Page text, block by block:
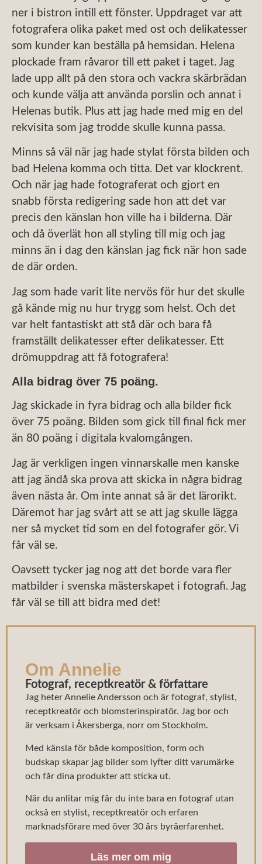
ner i bistron intill ett fönster. Uppdraget var att
fotografera olika paket med ost och delikatesser
som kunder kan beställa på hemsidan. Helena
plockade fram råvaror till ett paket i taget. Jag
lade upp allt på den stora och vackra skärbrädan
och kunde välja att använda porslin och annat i
Helenas butik. Plus att jag hade med mig en del
rekvisita som jag trodde skulle kunna passa.
Minns så väl när jag hade stylat första bilden och
bad Helena komma och titta. Det var klockrent.
Och när jag hade fotograferat och gjort en
snabb första redigering sade hon att det var
precis den känslan hon ville ha i bilderna. Där
och då överlät hon all styling till mig och jag
minns än i dag den känslan jag fick när hon sade
de där orden.
Jag som hade varit lite nervös för hur det skulle
gå kände mig nu hur trygg som helst. Och det
var helt fantastiskt att stå där och bara få
framställt delikatesser efter delikatesser. Ett
drömuppdrag att få fotografera!
Alla bidrag över 75 poäng.
Jag skickade in fyra bidrag och alla bilder fick
över 75 poäng. Bilden som gick till final fick mer
än 80 poäng i digitala kvalomgången.
Jag är verkligen ingen vinnarskalle men kanske
att jag ändå ska prova att skicka in några bidrag
även nästa år. Om inte annat så är det lärorikt.
Däremot har jag svårt att se att jag skulle lägga
ner så mycket tid som en del fotografer gör. Vi
får väl se.
Oavsett tycker jag nog att det borde vara fler
matbilder i svenska mästerskapet i fotografi. Jag
får väl se till att bidra med det!
Om Annelie
Fotograf, receptkreatör & författare
Jag heter Annelie Andersson och är fotograf, stylist,
receptkreatör och blomsterinspiratör. Jag bor och
är verksam i Åkersberga, norr om Stockholm.
Med känsla för både komposition, form och
budskap skapar jag bilder som lyfter ditt varumärke
och får dina produkter att sticka ut.
När du anlitar mig får du inte bara en fotograf utan
också en stylist, receptkreatör och erfaren
marknadsförare med över 30 års byråerfarenhet.
Läs mer om mig